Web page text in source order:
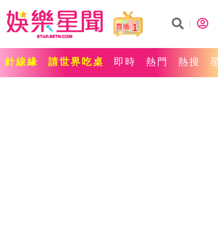
1
針線緣 請世界吃桌 即時 熱門 熱搜